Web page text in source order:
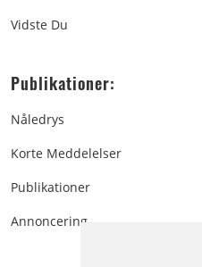
Vidste Du
Publikationer:
Nåledrys
Korte Meddelelser
Publikationer
Annoncering